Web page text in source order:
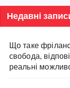
Недавні
Що таке
свобода,
реальні